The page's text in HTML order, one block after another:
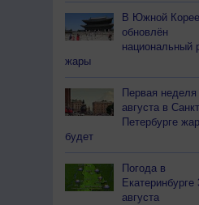
В Южной Корее
обновлён
национальный
жары
Первая неделя
августа в
Петербурге
будет
Погода в
Екатеринбурге
августа